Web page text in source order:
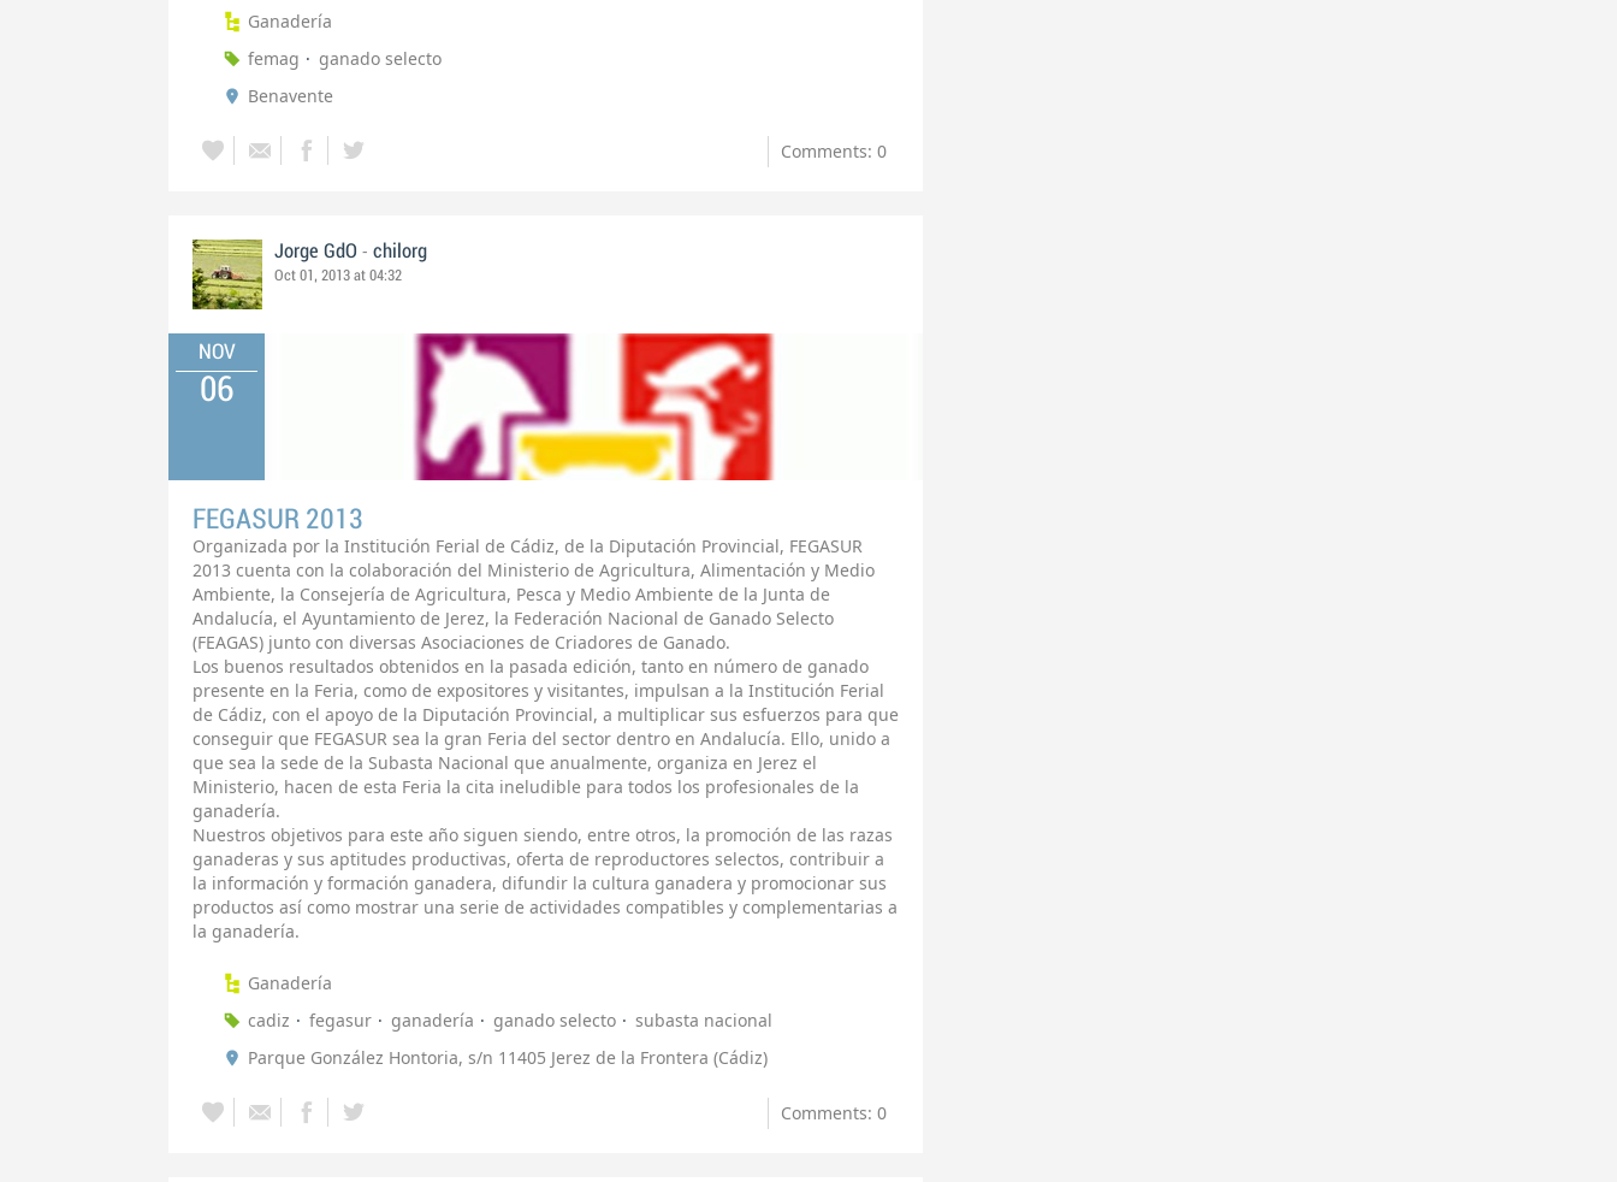
Ganadería
femag
ganado selecto
Benavente
Comments: 0
Jorge GdO - chilorg
Oct 01, 2013 at 04:32
NOV
06
FEGASUR 2013
Organizada por la Institución Ferial de Cádiz, de la Diputación Provincial, FEGASUR
2013 cuenta con la colaboración del Ministerio de Agricultura, Alimentación y Medio
Ambiente, la Consejería de Agricultura, Pesca y Medio Ambiente de la Junta de
Andalucía, el Ayuntamiento de Jerez, la Federación Nacional de Ganado Selecto
(FEAGAS) junto con diversas Asociaciones de Criadores de Ganado.
Los buenos resultados obtenidos en la pasada edición, tanto en número de ganado
presente en la Feria, como de expositores y visitantes, impulsan a la Institución Ferial
de Cádiz, con el apoyo de la Diputación Provincial, a multiplicar sus esfuerzos para que
conseguir que FEGASUR sea la gran Feria del sector dentro en Andalucía. Ello, unido a
que sea la sede de la Subasta Nacional que anualmente, organiza en Jerez el
Ministerio, hacen de esta Feria la cita ineludible para todos los profesionales de la
ganadería.
Nuestros objetivos para este año siguen siendo, entre otros, la promoción de las razas
ganaderas y sus aptitudes productivas, oferta de reproductores selectos, contribuir a
la información y formación ganadera, difundir la cultura ganadera y promocionar sus
productos así como mostrar una serie de actividades compatibles y complementarias a
la ganadería.
Ganadería
cadiz
fegasur ganadería ganado selecto
subasta nacional
Parque González Hontoria, s/n 11405 Jerez de la Frontera (Cádiz)
Comments: 0